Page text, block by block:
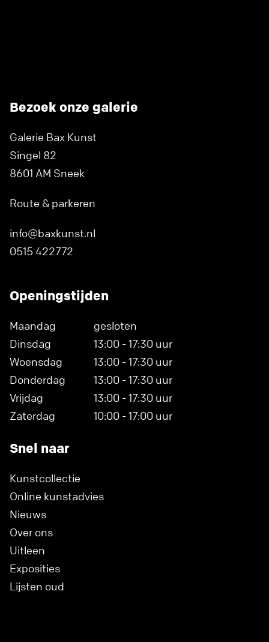
Bezoek onze galerie
Galerie Bax Kunst
Singel 82
8601 AM Sneek
Route & parkeren
info@baxkunst.nl
0515 422772
Openingstijden
Maandag
gesloten
Dinsdag
13:00 - 17:30 uur
Woensdag
13:00 - 17:30 uur
Donderdag
13:00 - 17:30 uur
Vrijdag
13:00 - 17:30 uur
Zaterdag
10:00 - 17:00 uur
Snel naar
Kunstcollectie
Online kunstadvies
Nieuws
Over ons
Uitleen
Exposities
Lijsten oud